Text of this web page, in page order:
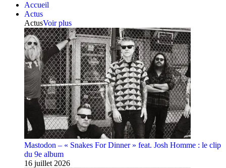
Accueil
Actus
ActusVoir plus
Mastodon – « Snakes For Dinner » feat. Josh Homme : le clip
du 9e album
16 juillet 2026